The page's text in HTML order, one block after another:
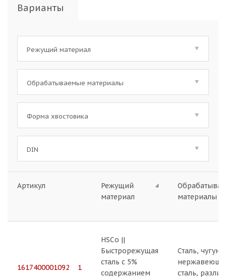
Варианты
Режущий материал
Обрабатываемые материалы
Форма хвостовика
DIN
Артикул
Режущий
материал
материалы
1617400001092 1
HSCo ||
Быстрорежущая
сталь с 5%
содержанием
Сталь, чугун,
сталь,